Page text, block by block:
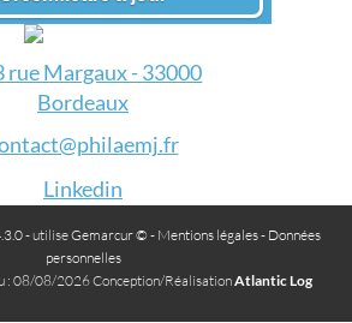
rue Margaux - 33000
Bordeaux
Linkedin
- utiliseGemarcur © - Mentions légales- Données
personnelles
: 08/08/2026 Conception/RéalisationAtlantic Log